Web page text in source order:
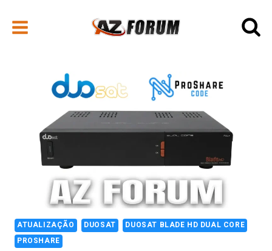
para
ATUALIZAÇÃO DUOSAT
DUOSAT BLADE HD DUAL CORE
PROSHARE